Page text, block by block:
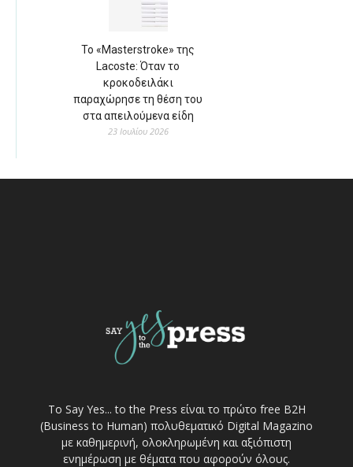
Το «Masterstroke» της
Lacoste: Όταν το
κροκοδειλάκι
παραχώρησε τη θέση του
στα απειλούμενα είδη
23 Ιουλίου 2026
Το Say Yes... to the Press είναι το πρώτο free Β2Η
(Business to Human) πολυθεματικό Digital Magazino
με καθημερινή, ολοκληρωμένη και αξιόπιστη
ενημέρωση με θέματα που αφορούν όλους.